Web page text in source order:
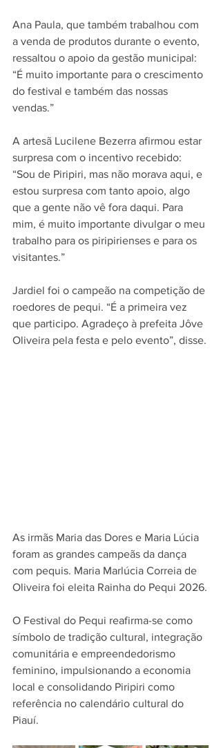
Ana Paula, que também trabalhou com
a venda de produtos durante o evento,
ressaltou o apoio da gestão municipal:
“É muito importante para o crescimento
do festival e também das nossas
vendas.”
A artesã Lucilene Bezerra afirmou estar
surpresa com o incentivo recebido:
“Sou de Piripiri, mas não morava aqui, e
estou surpresa com tanto apoio, algo
que a gente não vê fora daqui. Para
mim, é muito importante divulgar o meu
trabalho para os piripirienses e para os
visitantes.”
Jardiel foi o campeão na competição de
roedores de pequi. “É a primeira vez
que participo. Agradeço à prefeita Jôve
Oliveira pela festa e pelo evento”, disse.
As irmãs Maria das Dores e Maria Lúcia
foram as grandes campeãs da dança
com pequis. Maria Marlúcia Correia de
Oliveira foi eleita Rainha do Pequi 2026.
O Festival do Pequi reafirma-se como
símbolo de tradição cultural, integração
comunitária e empreendedorismo
feminino, impulsionando a economia
local e consolidando Piripiri como
referência no calendário cultural do
Piauí.